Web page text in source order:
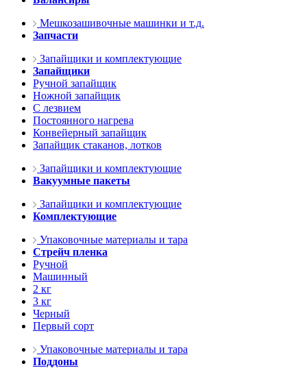
Мешкозашивочные машинки и т.д.
Запчасти
Запайщики и комплектующие
Запайщики
Ручной запайщик
Ножной запайщик
С лезвием
Постоянного нагрева
Конвейерный запайщик
Запайщик стаканов, лотков
Запайщики и комплектующие
Вакуумные пакеты
Запайщики и комплектующие
Комплектующие
Упаковочные материалы и тара
Стрейч пленка
Ручной
Машинный
2 кг
3 кг
Черный
Первый сорт
Упаковочные материалы и тара
Поддоны